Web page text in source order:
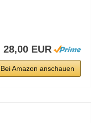
28,00 EUR
Bei Amazon anschauen